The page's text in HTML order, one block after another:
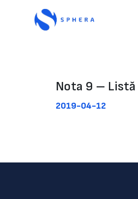
Nota 9 –
2019-04-12